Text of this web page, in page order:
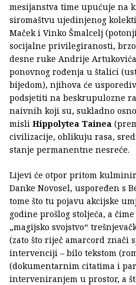
mesijanstva time upućuje na
siromaštvu ujedinjenog
Maček i Vinko Šmalcelj
socijalne privilegiranosti,
desne ruke Andrije
ponovnog rođenja u štalici
bijedom), njihova će
podsjetiti na beskrupulozne
naivnih koji su, sukladno
misli Hippolytea Tainea
civilizacije, oblikuju rasa,
stanje permanentne nesreće.
Lijevi će otpor pritom
Danke Novosel, uspoređen s
tome što tu pojavu akcijske
godine prošlog stoljeća, a
„magijsko svojstvo“
(zato što riječ amarcord znači
intervenciji – bilo tekstom
(dokumentarnim citatima i
interveniranjem u prostor, a